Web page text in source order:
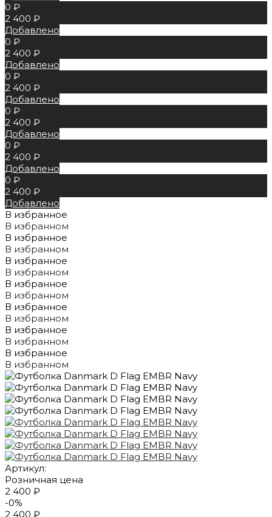
0 ₽
2 400 ₽
Добавлено
0 ₽
2 400 ₽
Добавлено
0 ₽
2 400 ₽
Добавлено
0 ₽
2 400 ₽
Добавлено
0 ₽
2 400 ₽
Добавлено
0 ₽
2 400 ₽
Добавлено
В избранное
В избранном
В избранное
В избранном
В избранное
В избранном
В избранное
В избранном
В избранное
В избранном
В избранное
В избранном
В избранное
В избранном
Артикул:
Розничная цена
2 400 ₽
-0%
2 400 ₽